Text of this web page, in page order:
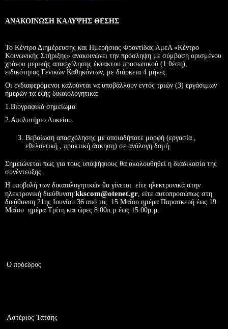
ΑΝΑΚΟΙΝΩΣΗ ΚΑΛΥΨΗΣ ΘΕΣΗΣ
Το Κέντρο Διημέρευσης και Ημερήσιας Φροντίδας ΑμεΑ «Κέντρο
Κοινωνικής Στήριξης» ανακοινώνει την πρόσληψη με σύμβαση ορισμένου
χρόνου μερικής απασχόλησης έκτακτου προσωπικού (1 θέση),
ειδικότητας Γενικών Καθηκόντων, με διάρκεια 4 μήνες.
Οι ενδιαφερόμενοι καλούνται να υποβάλλουν εντός τριών (3) εργάσιμων
ημερών τα εξής δικαιολογητικά:
1.Βιογραφικό σημείωμα
2.Απολυτήριο Λυκείου.
Βεβαίωση απασχόλησης με οποιαδήποτε μορφή (εργασία ,
εθελοντική , πρακτική άσκηση) σε ανάλογη δομή.
Σημειώνεται πως για τους υποψήφιους θα ακολουθηθεί η διαδικασία της
συνέντευξης.
Η υποβολή των δικαιολογητικών θα γίνεται είτε ηλεκτρονικά στην
ηλεκτρονική διεύθυνση:kkscom@otenet.gr, είτε αυτοπροσώπως στη
διεύθυνση 21ης Ιουνίου 36 από τις 15 Μαΐου ημέρα Παρασκευή έως 19
Μαΐου ημέρα Τρίτη και ώρες 8:00π.μ έως 15:00μ.μ.
Ο πρόεδρος
Αστέριος Τάτσης